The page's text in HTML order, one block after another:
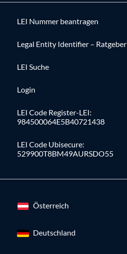
LEI Nummer beantragen
Legal Entity Identifier – Ratgeber
LEI Suche
Login
LEI Code Register-LEI:
984500064E5B40721438
LEI Code Ubisecure:
529900T8BM49AURSDO55
Österreich
Deutschland